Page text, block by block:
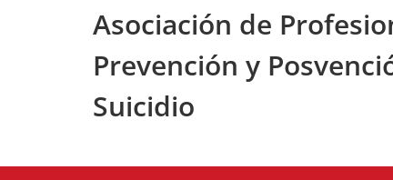
Asociación de
Prevención y
Suicidio